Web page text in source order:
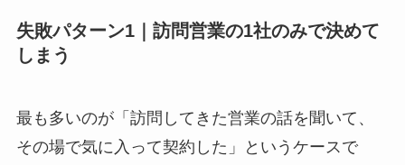
失敗パターン1｜訪問営業の1社のみで決めて
しまう
最も多いのが「訪問してきた営業の話を聞いて、
その場で気に入って契約した」というケースで